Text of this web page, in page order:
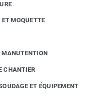
MOQUETTE
MANUTENTION
CHANTIER
ET ÉQUIPEMENT